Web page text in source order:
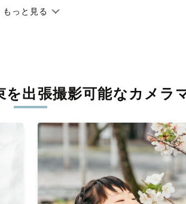
出会えます。まずは、ラブグラフの撮影事例
もっと見る
を出張撮影可能なカメラ